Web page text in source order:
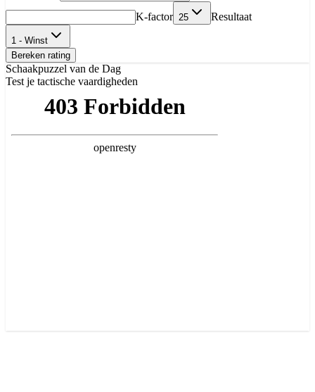
K-factor 25 Resultaat
1 - Winst
Bereken rating
Schaakpuzzel van de Dag
Test je tactische vaardigheden